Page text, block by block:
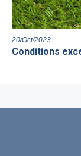
20/Oct/2023
Conditions